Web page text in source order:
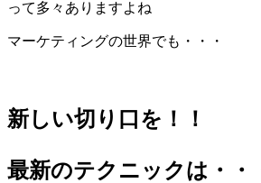
って多々ありますよね
マーケティングの世界でも・・・
新しい切り口を！！
最新のテクニックは・・